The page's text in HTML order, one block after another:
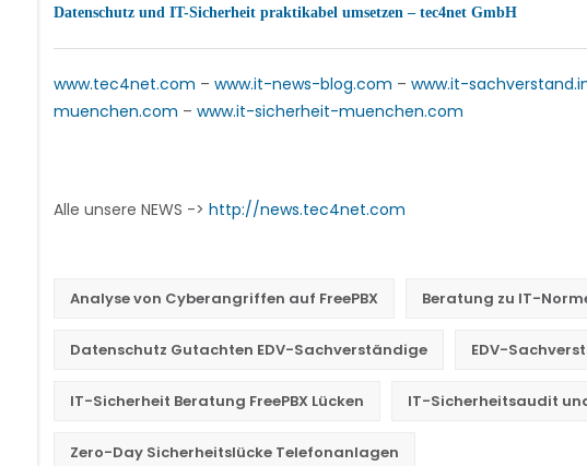
Datenschutz und IT-Sicherheit praktikabel umsetzen – tec4net GmbH
www.tec4net.com – www.it-news-blog.com – www.it-
muenchen.com – www.it-sicherheit-muenchen.com
Alle unsere NEWS -> http://news.tec4net.com
Analyse von Cyberangriffen auf FreePBX Beratung zu IT-
Datenschutz Gutachten EDV-Sachverständige EDV-
IT-Sicherheit Beratung FreePBX Lücken IT-Sicherheitsaudit
Zero-Day Sicherheitslücke Telefonanlagen